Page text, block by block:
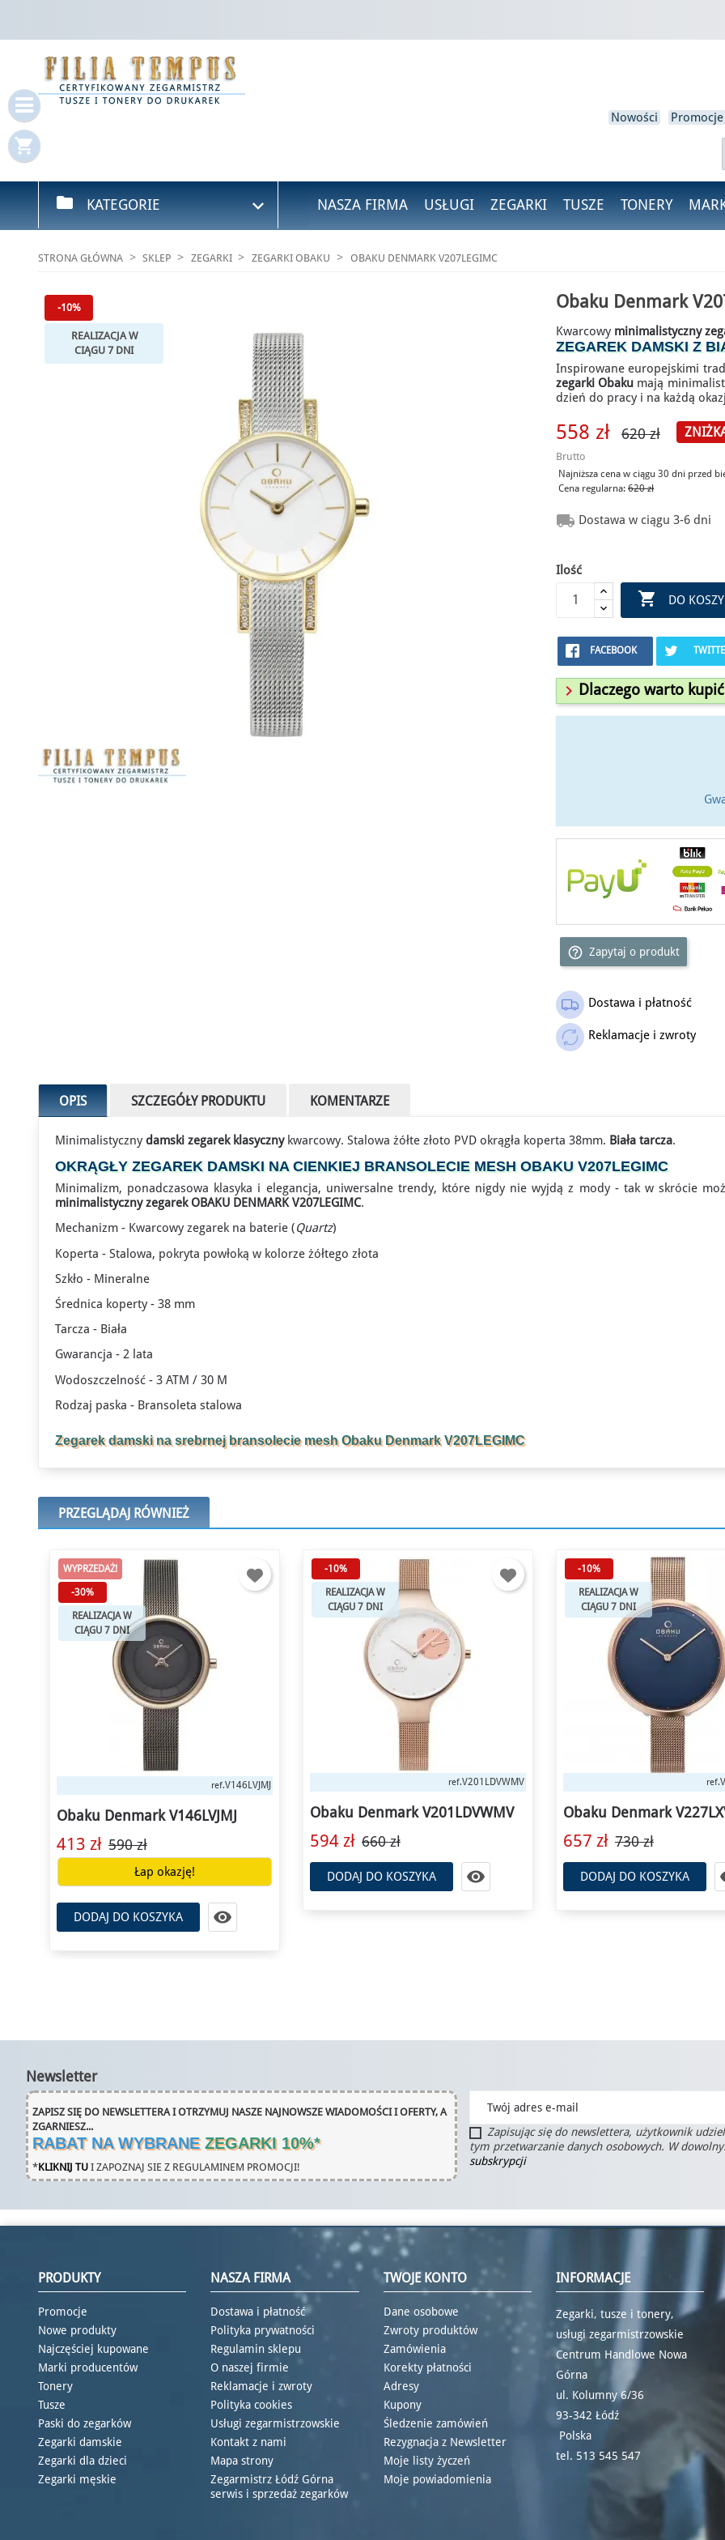
shopping_cart
Nowości Promocje
folder KATEGORIE  NASZA FIRMA USŁUGI ZEGARKI TUSZE TONERY
STRONA GŁÓWNA SKLEP ZEGARKI ZEGARKI OBAKU OBAKU DENMARK V207LEGIMC
-10%
REALIZACJA W
CIĄGU 7 DNI
Obaku Denmark
Kwarcowy minimalistyczny
ZEGAREK DAMSKI Z
Inspirowane europejskimi
zegarki Obaku mają
dzień do pracy i na każdą
558 zł 620 zł
Brutto
Najniższa cena w ciągu 30 dni przed
Cena regularna: 620 zł
 Dostawa w ciągu 3-6 dni
Ilość
 DO
FACEBOOK
 Dlaczego warto
help_outline Zapytaj o produkt
Dostawa i płatność
Reklamacje i zwroty
OPIS SZCZEGÓŁY PRODUKTU KOMENTARZE
Minimalistyczny damski zegarek klasycznykwarcowy. Stalowa żółte złoto PVD okrągła koperta 38mm. Biała tarcza.
OKRĄGŁY ZEGAREK DAMSKI NA CIENKIEJ BRANSOLECIE MESH OBAKU V207LEGIMC
Minimalizm, ponadczasowa klasyka i elegancja, uniwersalne trendy, które nigdy nie wyjdą z mody - tak w skrócie
minimalistyczny zegarek OBAKU DENMARK V207LEGIMC.
Mechanizm - Kwarcowy zegarek na baterie (Quartz)
Koperta - Stalowa, pokryta powłoką w kolorze żółtego złota
Szkło - Mineralne
Średnica koperty - 38 mm
Tarcza - Biała
Gwarancja - 2 lata
Wodoszczelność - 3 ATM / 30 M
Rodzaj paska - Bransoleta stalowa
Zegarek damski na srebrnej bransolecie mesh Obaku Denmark V207LEGIMC
PRZEGLĄDAJ RÓWNIEŻ
-10%
REALIZACJA W
CIĄGU 7 DNI
V201LDVWMV
Obaku Denmark V201LDVWMV
594 zł 660 zł
DODAJ DO KOSZYKA
-10%
REALIZACJA W
CIĄGU 7 DNI
ref.V227LXVLMV
Obaku Denmark V227LXVLMV
657 zł 730 zł
DODAJ DO KOSZYKA 
-10%
REALIZACJA W
CIĄGU 7 DNI
ref.
Obaku Denmark
441 zł 490 zł
DODAJ DO KOSZYKA
Newsletter
ZAPISZ SIĘ DO NEWSLETTERA I OTRZYMUJ NASZE NAJNOWSZE WIADOMOŚCI I OFERTY, A
ZGARNIESZ...
RABAT NA WYBRANE ZEGARKI 10%*
*KLIKNIJ TU I ZAPOZNAJ SIE Z REGULAMINEM PROMOCJI!
Zapisując się do newslettera, użytkownik
tym przetwarzanie danych osobowych. W
subskrypcji
PRODUKTY
Promocje
Nowe produkty
Najczęściej kupowane
Marki producentów
Tonery
Tusze
Paski do zegarków
Zegarki damskie
Zegarki dla dzieci
Zegarki męskie
NASZA FIRMA
Dostawa i płatność
Polityka prywatności
Regulamin sklepu
O naszej firmie
Reklamacje i zwroty
Polityka cookies
Usługi zegarmistrzowskie
Kontakt z nami
Mapa strony
Zegarmistrz Łódź Górna
serwis i sprzedaż zegarków
TWOJE KONTO
Dane osobowe
Zwroty produktów
Zamówienia
Korekty płatności
Adresy
Kupony
Śledzenie zamówień
Rezygnacja z Newsletter
Moje listy życzeń
Moje powiadomienia
INFORMACJE
Zegarki, tusze i tonery,
usługi zegarmistrzowskie
Centrum Handlowe Nowa
Górna
ul. Kolumny 6/36
93-342 Łódź
Polska
tel. 513 545 547